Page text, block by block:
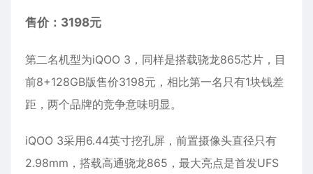
售价：3198元
第二名机型为iQOO 3，同样是搭载骁龙865芯片，目
前8+128GB版售价3198元，相比第一名只有1块钱差
距，两个品牌的竞争意味明显。
iQOO 3采用6.44英寸挖孔屏，前置摄像头直径只有
2.98mm，搭载高通骁龙865，最大亮点是首发UFS